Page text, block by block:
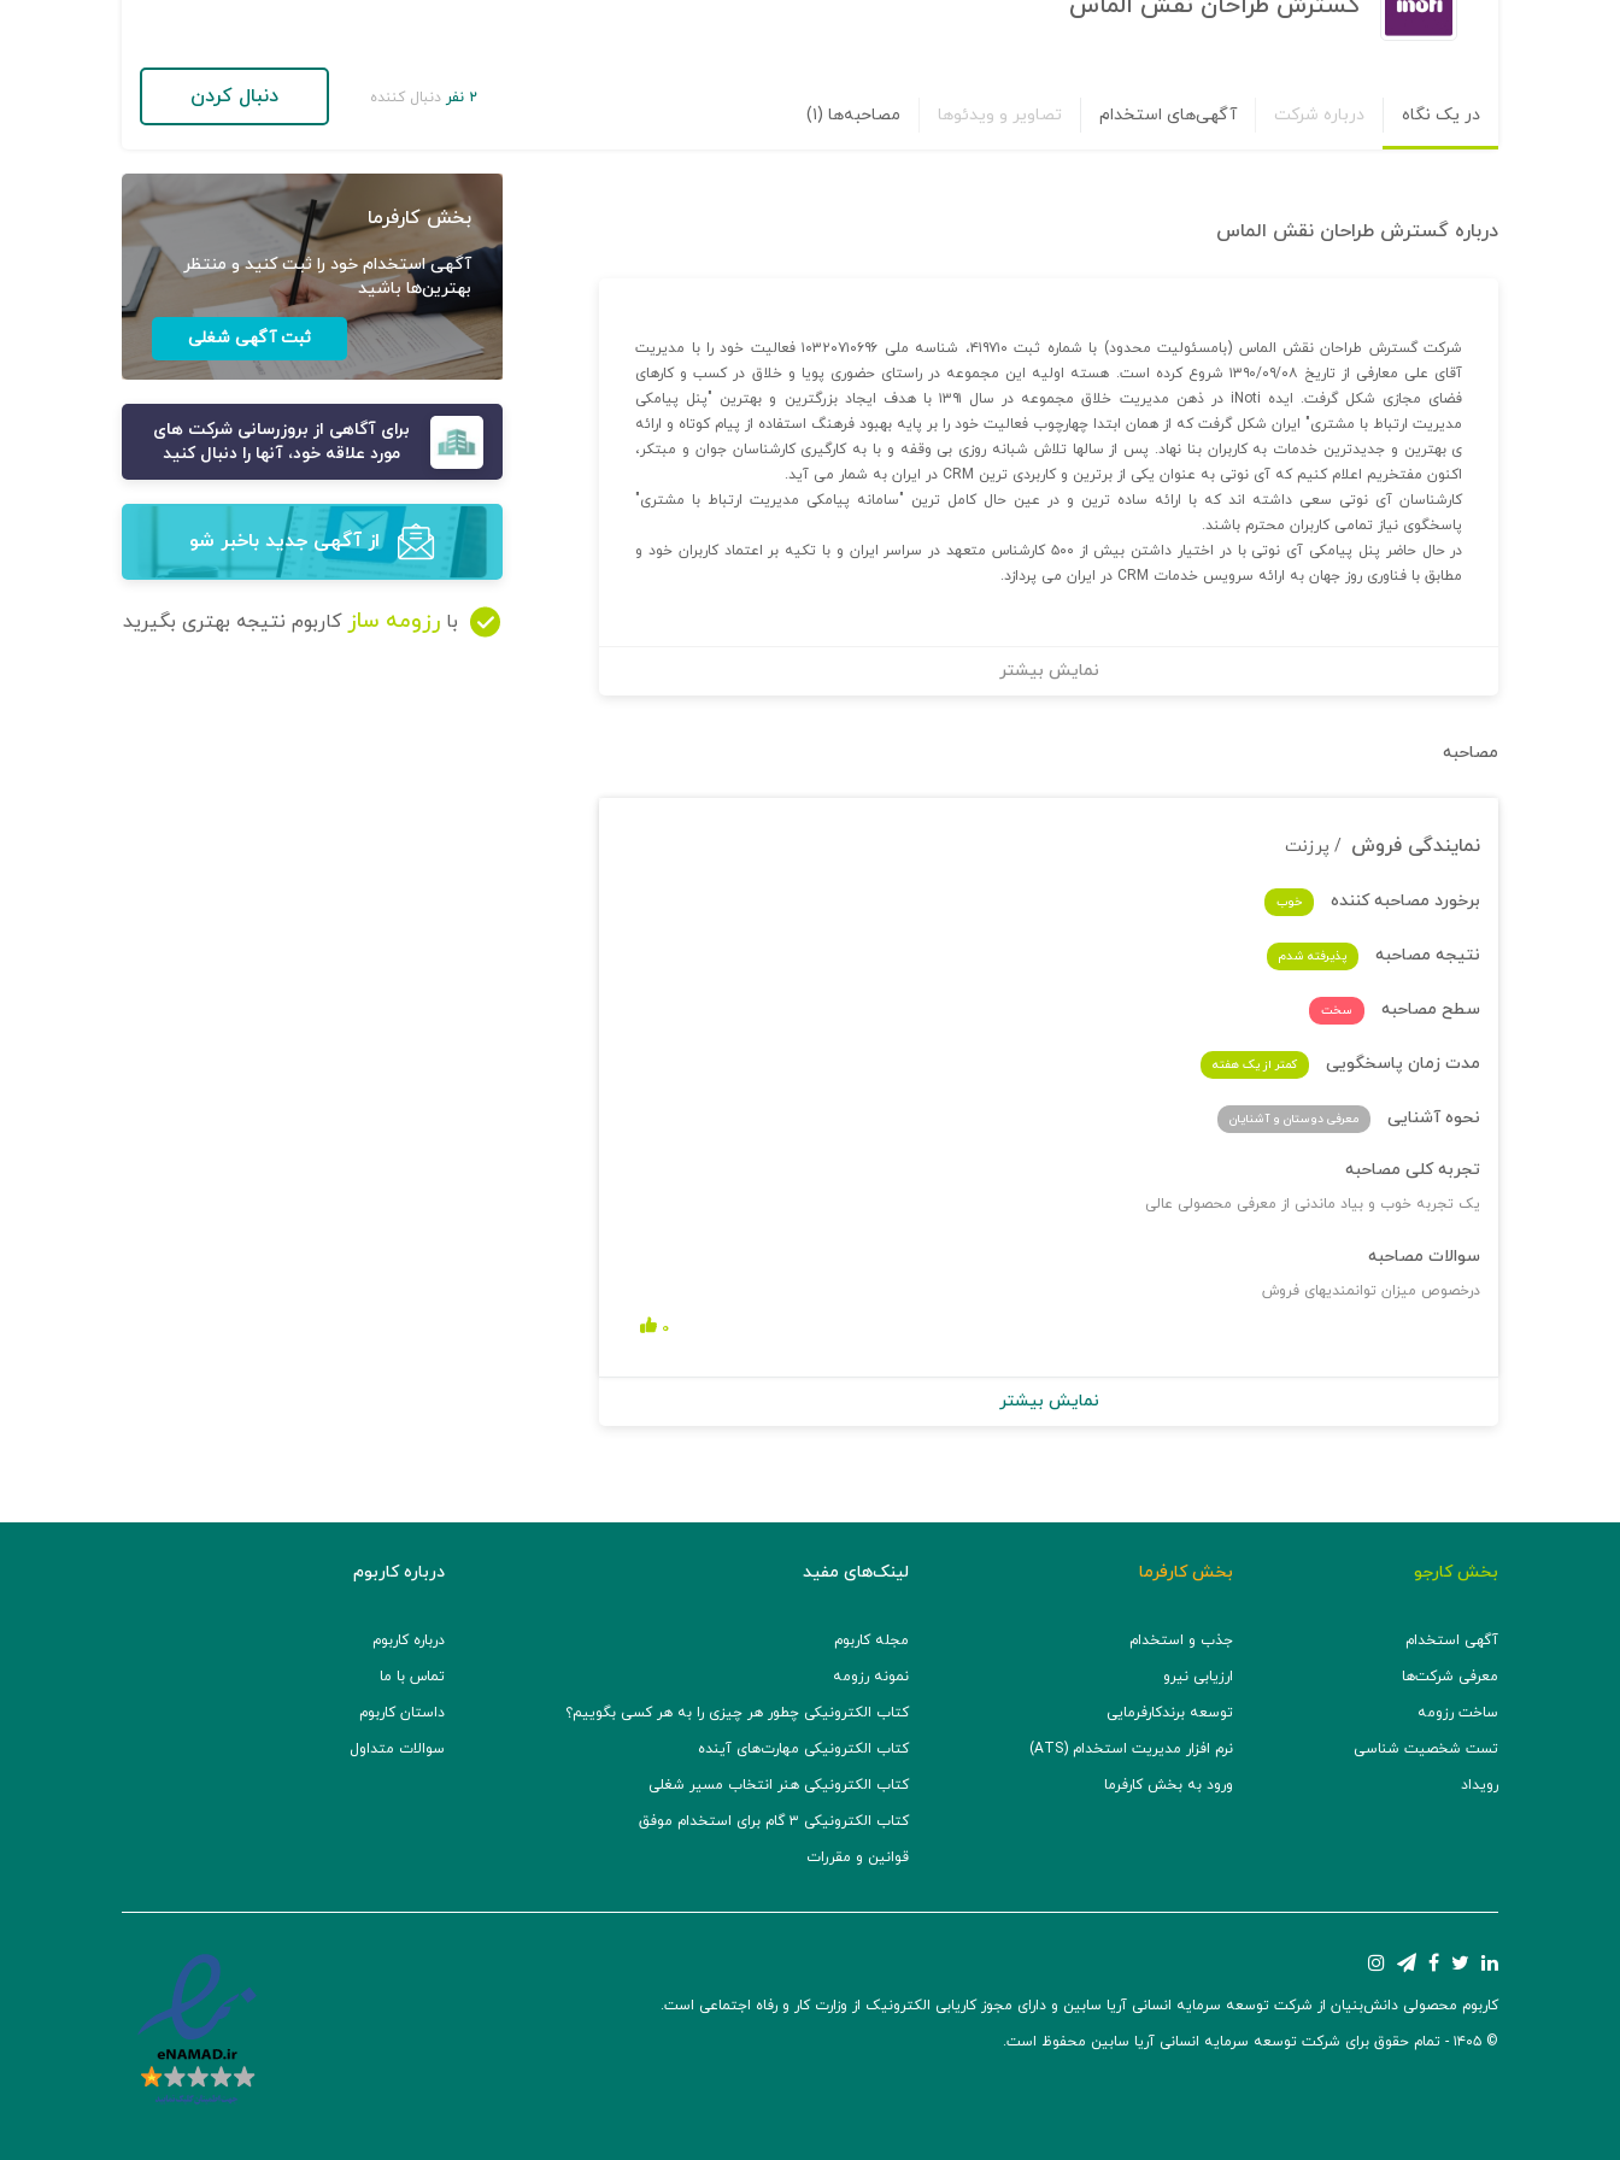
در یک نگاه درباره شرکت آگهی‌های استخدام تصاویر و ویدئوها مصاحبه‌ها (۱)
۲ نفر دنبال کننده دنبال کردن
درباره گسترش طراحان نقش الماس
شرکت گسترش طراحان نقش الماس (بامسئولیت محدود) با شماره ثبت ۴۱۹۷۱۰، شناسه ملی ۱۰۳۲۰۷۱۰۶۹۶ فعالیت خود را با مدیریت
آقای علی معارفی از تاریخ ۱۳۹۰/۰۹/۰۸ شروع کرده است. هسته اولیه این مجموعه در راستای حضوری پویا و خلاق در کسب و کارهای
فضای مجازی شکل گرفت. ایده iNoti در ذهن مدیریت خلاق مجموعه در سال ۱۳۹۱ با هدف ایجاد بزرگترین و بهترین "پنل پیامکی
مدیریت ارتباط با مشتری" ایران شکل گرفت که از همان ابتدا چهارچوب فعالیت خود را بر پایه بهبود فرهنگ استفاده از پیام کوتاه و ارائه
ی بهترین و جدیدترین خدمات به کاربران بنا نهاد. پس از سالها تلاش شبانه روزی بی وقفه و با به کارگیری کارشناسان جوان و مبتکر،
اکنون مفتخریم اعلام کنیم که آی نوتی به عنوان یکی از برترین و کاربردی ترین CRM در ایران به شمار می آید.
کارشناسان آی نوتی سعی داشته اند که با ارائه ساده ترین و در عین حال کامل ترین "سامانه پیامکی مدیریت ارتباط با مشتری"
پاسخگوی نیاز تمامی کاربران محترم باشند.
در حال حاضر پنل پیامکی آی نوتی با در اختیار داشتن بیش از ۵۰۰ کارشناس متعهد در سراسر ایران و با تکیه بر اعتماد کاربران خود و
مطابق با فناوری روز جهان به ارائه سرویس خدمات CRM در ایران می پردازد.
نمایش بیشتر
مصاحبه
نمایندگی فروش / پرزنت
برخورد مصاحبه کننده خوب
نتیجه مصاحبه پذیرفته شدم
سطح مصاحبه سخت
مدت زمان پاسخگویی کمتر از یک هفته
نحوه آشنایی معرفی دوستان و آشنایان
تجربه کلی مصاحبه
یک تجربه خوب و بیاد ماندنی از معرفی محصولی عالی
سوالات مصاحبه
درخصوص میزان توانمندیهای فروش
۰
نمایش بیشتر
بخش کارفرما
آگهی استخدام خود را ثبت کنید و منتظر
بهترین‌ها باشید
ثبت آگهی شغلی
برای آگاهی از بروزرسانی شرکت های
مورد علاقه خود، آنها را دنبال کنید
از آگهی‌ جدید باخبر شو
با رزومه ساز کاربوم نتیجه بهتری بگیرید
بخش کارجو
آگهی استخدام
معرفی شرکت‌ها
ساخت رزومه
تست شخصیت شناسی
رویداد
بخش کارفرما
جذب و استخدام
ارزیابی نیرو
توسعه برند‌کارفرمایی
نرم افزار مدیریت استخدام (ATS)
ورود به بخش کارفرما
لینک‌های مفید
مجله کاربوم
نمونه رزومه
کتاب الکترونیکی چطور هر چیزی را به هر کسی بگوییم؟
کتاب الکترونیکی مهارت‌های آینده
کتاب الکترونیکی هنر انتخاب مسیر شغلی
کتاب الکترونیکی ۳ گام برای استخدام موفق
قوانین و مقررات
درباره کاربوم
درباره کاربوم
تماس با ما
داستان کاربوم
سوالات متداول
کاربوم محصولی دانش‌بنیان از شرکت توسعه سرمایه انسانی آریا سابین و دارای مجوز کاریابی الکترونیک از وزارت کار و رفاه اجتماعی است.
© ۱۴۰۵ -
تمام حقوق برای شرکت توسعه سرمایه انسانی آریا سابین محفوظ است.